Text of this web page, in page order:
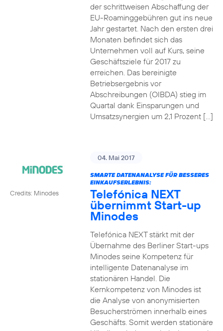
der schrittweisen Abschaffung der
EU-Roaminggebühren gut ins neue
Jahr gestartet. Nach den ersten drei
Monaten befindet sich das
Unternehmen voll auf Kurs, seine
Geschäftsziele für 2017 zu
erreichen. Das bereinigte
Betriebsergebnis vor
Abschreibungen (OIBDA) stieg im
Quartal dank Einsparungen und
Umsatzsynergien um 2,1 Prozent […]
Credits: Minodes
04. Mai 2017
SMARTE DATENANALYSE FÜR BESSERES
EINKAUFSERLEBNIS:
Telefónica NEXT
übernimmt Start-up
Minodes
Telefónica NEXT stärkt mit der
Übernahme des Berliner Start-ups
Minodes seine Kompetenz für
intelligente Datenanalyse im
stationären Handel. Die
Kernkompetenz von Minodes ist
die Analyse von anonymisierten
Besucherströmen innerhalb eines
Geschäfts. Somit werden stationäre